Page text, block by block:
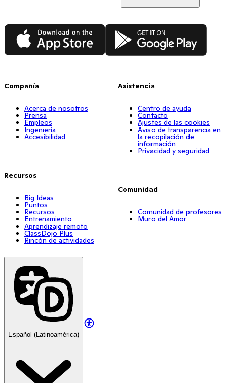
App Store Google Play
Compañía
Acerca de nosotros
Prensa
Empleos
Ingeniería
Accesibilidad
Recursos
Big Ideas
Puntos
Recursos
Entrenamiento
Aprendizaje remoto
ClassDojo Plus
Rincón de actividades
Asistencia
Centro de ayuda
Contacto
Ajustes de las cookies
Aviso de transparencia en
la recopilación de
información
Privacidad y seguridad
Comunidad
Comunidad de profesores
Muro del Amor
Español (Latinoamérica)